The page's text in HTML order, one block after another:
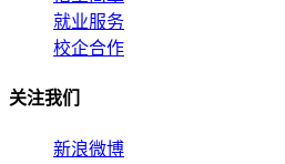
就业服务
校企合作
关注我们
新浪微博